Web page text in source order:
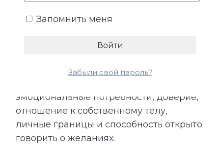
6. Программа сексуальности
связана не только с физическим
эмоциональные потребности, доверие,
отношение к собственному телу,
личные границы и способность открыто
говорить о желаниях.
Запомнить меня
Забыли свой пароль?